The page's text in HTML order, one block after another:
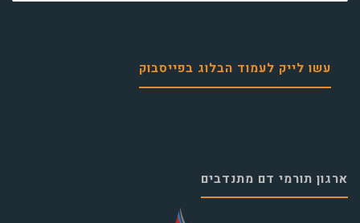
עשו לייק לעמוד הבלוג בפייסבוק
ארגון תורמי דם מתנדבים